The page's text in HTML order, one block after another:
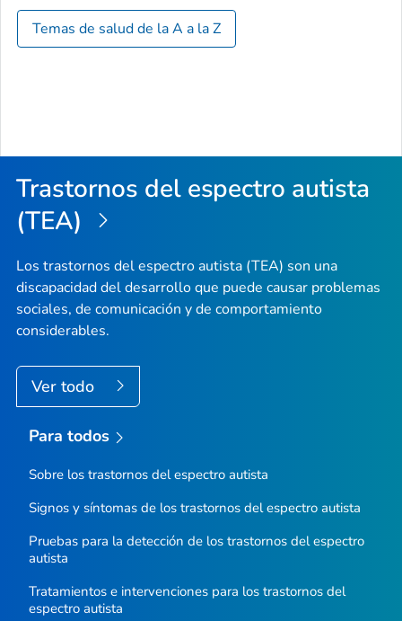
Temas de salud de la A a la Z
Trastornos del espectro autista
(TEA)
Los trastornos del espectro autista (TEA) son una
discapacidad del desarrollo que puede causar problemas
sociales, de comunicación y de comportamiento
considerables.
Ver todo
Para todos
Sobre los trastornos del espectro autista
Signos y síntomas de los trastornos del espectro autista
Pruebas para la detección de los trastornos del espectro
autista
Tratamientos e intervenciones para los trastornos del
espectro autista